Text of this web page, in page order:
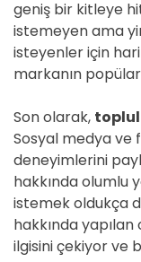
geniş bir kitleye
istemeyen ama
isteyenler için
markanın
Son olarak,
Sosyal medya ve
deneyimlerini
hakkında olumlu
istemek oldukça
hakkında
ilgisini çekiyor ve